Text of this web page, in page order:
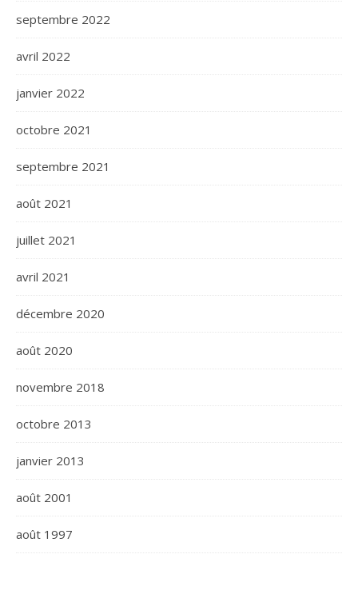
septembre 2022
avril 2022
janvier 2022
octobre 2021
septembre 2021
août 2021
juillet 2021
avril 2021
décembre 2020
août 2020
novembre 2018
octobre 2013
janvier 2013
août 2001
août 1997